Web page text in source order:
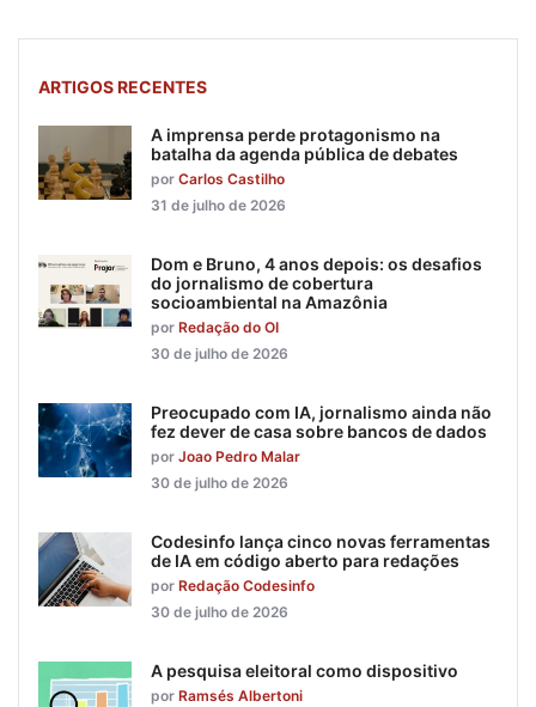
ARTIGOS RECENTES
A imprensa perde protagonismo na
batalha da agenda pública de debates
por Carlos Castilho
31 de julho de 2026
Dom e Bruno, 4 anos depois: os desafios
do jornalismo de cobertura
socioambiental na Amazônia
por Redação do OI
30 de julho de 2026
Preocupado com IA, jornalismo ainda não
fez dever de casa sobre bancos de dados
por Joao Pedro Malar
30 de julho de 2026
Codesinfo lança cinco novas ferramentas
de IA em código aberto para redações
por Redação Codesinfo
30 de julho de 2026
A pesquisa eleitoral como dispositivo
por Ramsés Albertoni